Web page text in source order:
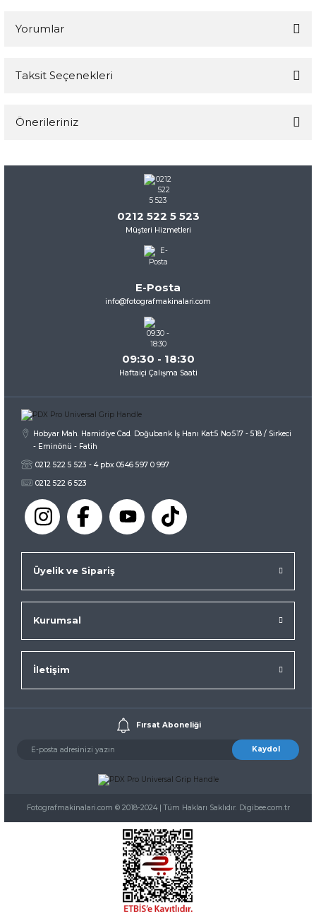
Yorumlar
Taksit Seçenekleri
Önerileriniz
konularda yetersiz gördüğünüz noktaları öneri formunu
kullanarak tarafımıza iletebilirsiniz.
Görüş ve önerileriniz için teşekkür ederiz.
Ürün resmi kalitesiz, bozuk veya görüntülenemiyor.
Ürün açıklamasında eksik bilgiler bulunuyor.
Ürün fiyatı diğer sitelerden daha pahalı.
0212 522 5 523
Müşteri Hizmetleri
E-Posta
info@fotografmakinalari.com
09:30 - 18:30
Haftaiçi Çalışma Saati
Hobyar Mah. Hamidiye Cad. Doğubank İş Hanı Kat:5 No:517 - 518 / Sirkeci
- Eminönü - Fatih
0212 522 5 523 - 4 pbx 0546 597 0 997
0212 522 6 523
Üyelik ve Sipariş
Kurumsal
İletişim
Fırsat Aboneliği
Kaydol
Fotografmakinalari.com © 2018-2024 | Tüm Hakları Saklıdır. Digibee.com.tr